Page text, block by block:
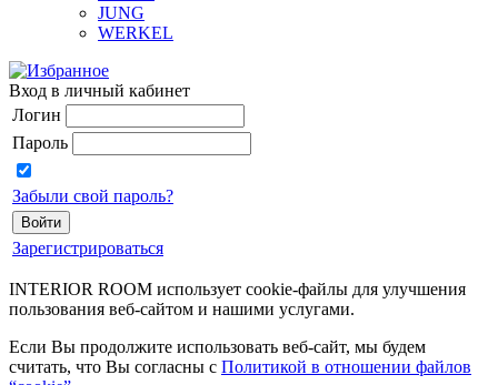
JUNG
WERKEL
Вход в личный кабинет
Логин
Пароль
Забыли свой пароль?
Зарегистрироваться
INTERIOR ROOM использует cookie-файлы для улучшения
пользования веб-сайтом и нашими услугами.
Если Вы продолжите использовать веб-сайт, мы будем
считать, что Вы согласны с Политикой в отношении файлов